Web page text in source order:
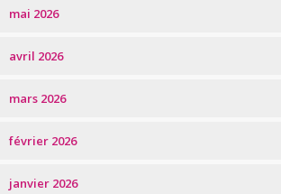
mai 2026
avril 2026
mars 2026
février 2026
janvier 2026